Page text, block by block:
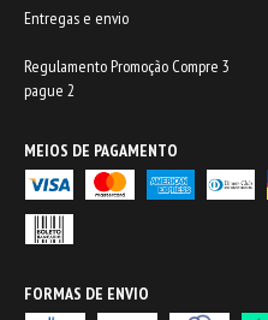
Entregas e envio
Regulamento Promoção Compre 3
pague 2
MEIOS DE PAGAMENTO
FORMAS DE ENVIO